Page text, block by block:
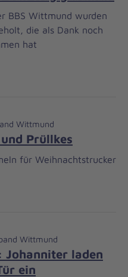
BBS Wittmund wurden
die als Dank noch
hat
Wittmund
Prüllkes
für Weihnachtstrucker
Wittmund
Johanniter laden
ein